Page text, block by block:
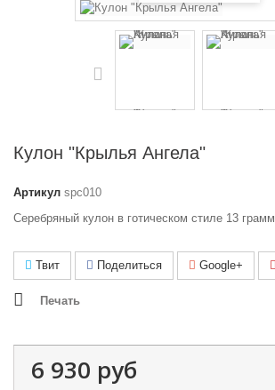
Кулон "Крылья Ангела"
Артикул spc010
Серебряный кулон в готическом стиле 13 грамм.
Твит Поделиться Google+
Печать
6 930 руб